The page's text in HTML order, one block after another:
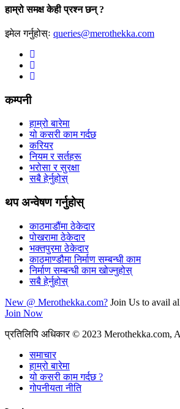
हाम्रो समक्ष केही प्रश्न छन् ?
इमेल गर्नुहोस्ः queries@merothekka.com
कम्पनी
हाम्रो बारेमा
यो कसरी काम गर्दछ
करियर
नियम र सर्तहरू
भरोसा र सुरक्षा
सबै हेर्नुहोस्
थप अन्वेषण गर्नुहोस्
काठमाडौंमा ठेकेदार
पोखरामा ठेकेदार
भक्तपुरमा ठेकेदार
काठमाण्डौमा निर्माण सम्बन्धी काम
निर्माण सम्बन्धी काम खोज्नुहोस्
सबै हेर्नुहोस्
New @ Merothekka.com? Join Us to avail
Join Now
प्रतिलिपि अधिकार© 2023 Merothekka.com,
समाचार
हाम्रो बारेमा
यो कसरी काम गर्दछ ?
गोपनीयता नीति